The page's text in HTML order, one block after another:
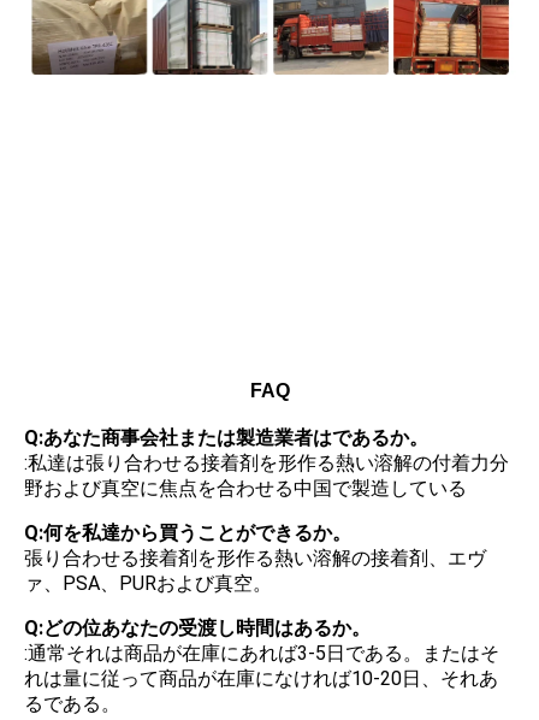
FAQ
Q:あなた商事会社または製造業者はであるか。
:私達は張り合わせる接着剤を形作る熱い溶解の付着力分
野および真空に焦点を合わせる中国で製造している
Q:何を私達から買うことができるか。
張り合わせる接着剤を形作る熱い溶解の接着剤、エヴ
ァ、PSA、PURおよび真空。
Q:どの位あなたの受渡し時間はあるか。
:通常それは商品が在庫にあれば3-5日である。またはそ
れは量に従って商品が在庫になければ10-20日、それあ
るである。